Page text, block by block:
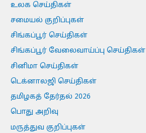
உலக செய்திகள்
சமையல் குறிப்புகள்
சிங்கப்பூர் செய்திகள்
சிங்கப்பூர் வேலைவாய்ப்பு செய்திகள்
சினிமா செய்திகள்
டெக்னாலஜி செய்திகள்
தமிழகத் தேர்தல் 2026
பொது அறிவு
மருத்துவ குறிப்புகள்